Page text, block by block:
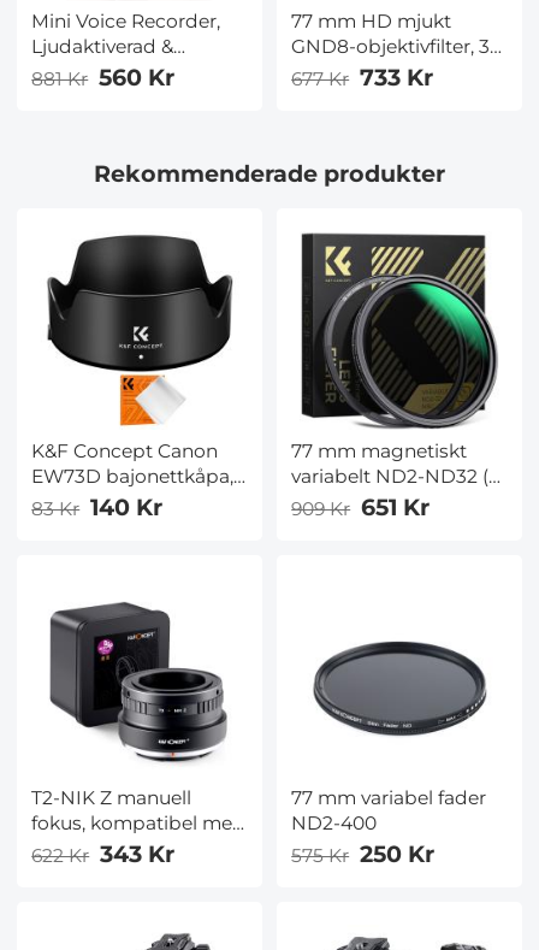
Mini Voice Recorder,
Ljudaktiverad &
Magnetisk, 128 GB
881 Kr 560 Kr
77 mm HD mjukt
GND8-objektivfilter, 3
stopp (0,9), mjukt
serien
677 Kr 733 Kr
Rekommenderade produkter
K&F Concept Canon
EW73D bajonettkåpa,
med
f/3.5-5.6 IS USM-
Objektiv
83 Kr 140 Kr
77 mm magnetiskt
variabelt ND2-ND32 (1-
5 stopp) objektivfilter,
909 Kr 651 Kr
T2-NIK Z manuell
fokus, kompatibel med
T-monterings (T/T-2)
622 Kr 343 Kr
77 mm variabel fader
ND2-400
575 Kr 250 Kr